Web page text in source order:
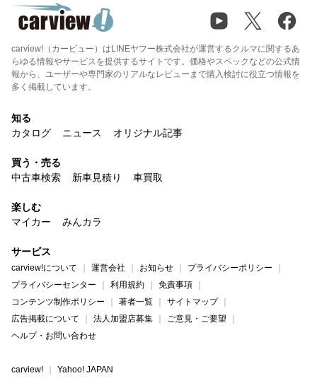
carview!（カービュー）はLINEヤフー株式会社が運営するクルマに関するあ
らゆる情報やサービスを提供するサイトです。価格やスペックなどの公式情
報から、ユーザーや専門家のリアルなレビューまで購入検討に役立つ情報を
多く掲載しています。
知る
カタログ
ニュース オリジナル記事
買う・売る
中古車検索
新車見積り 車買取
楽しむ
マイカー
みんカラ
サービス
carview!について 運営会社 お知らせ
プライバシーポリシー
プライバシーセンター
利用規約
免責事項
コンテンツ制作ポリシー
著者一覧
サイトマップ
広告掲載について
法人加盟店募集
ご意見・ご要望
ヘルプ・お問い合わせ
carview! Yahoo! JAPAN